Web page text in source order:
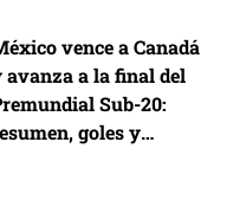
vence a Canadá
avanza a la final del
Sub-20:
goles y